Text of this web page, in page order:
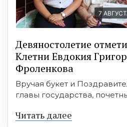
7
Девяностолетие
Клетни Евдокия
Фроленкова
Вручая букет и
главы государства,
Читать далее